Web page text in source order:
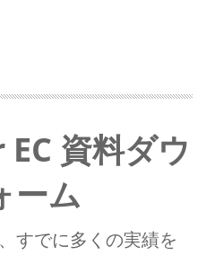
資料ダウ
ーム
すでに多くの実績を